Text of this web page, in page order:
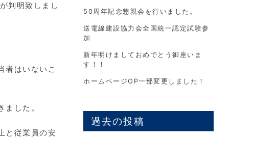
判明致しまし
者はいないこ
した。
と従業員の安
50周年記念懇親会を行いました。
送電線建設協力会全国統一認定試験参
加
新年明けましておめでとう御座いま
す！！
ホームページOP一部変更しました！
過去の投稿